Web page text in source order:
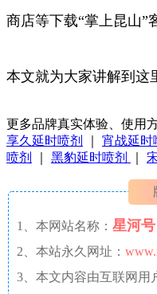
商店等下载“掌上昆山”
本文就为大家讲解到这
更多品牌真实体验、使用
享久延时喷剂
宵战延时
喷剂
黑豹延时喷剂
1、本网站名称： 星河号
2、本站永久网址：
3、本文内容由互联网用